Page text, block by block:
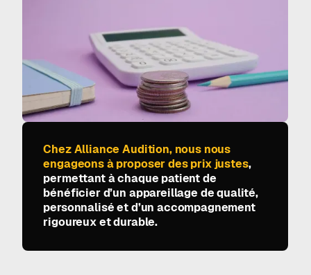
Chez Alliance Audition, nous nous
engageons à proposer des prix justes,
permettant à chaque patient de
bénéficier d’un appareillage de qualité,
personnalisé et d’un accompagnement
rigoureux et durable.